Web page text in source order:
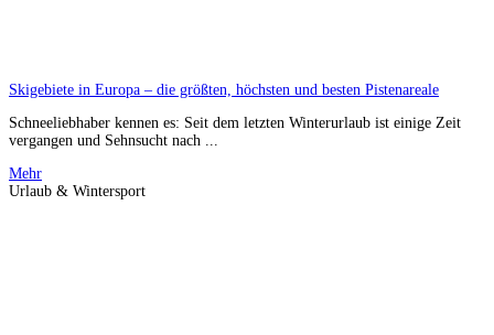
Skigebiete in Europa – die größten, höchsten und besten Pistenareale
Schneeliebhaber kennen es: Seit dem letzten Winterurlaub ist einige Zeit
vergangen und Sehnsucht nach ...
Mehr
Urlaub & Wintersport